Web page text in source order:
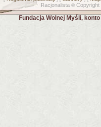
Racjonalista © Copyright
Fundacja Wolnej Myśli,